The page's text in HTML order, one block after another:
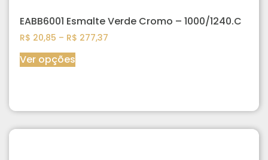
EABB6001 Esmalte Verde Cromo – 1000/1240.C
R$ 20,85 – R$ 277,37
Ver opções